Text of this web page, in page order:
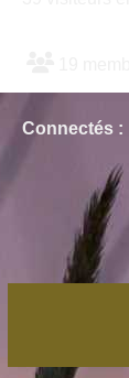
Connectés :